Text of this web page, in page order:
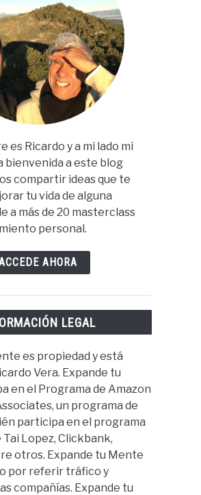
es Ricardo y a mi lado mi
bienvenida a este blog
compartir ideas que te
tu vida de alguna
a más de 20 masterclass
personal.
AHORA
LEGAL
es propiedad y está
Vera. Expande tu
en el Programa de Amazon
un programa de
participa en el programa
Lopez, Clickbank,
otros. Expande tu Mente
por referir tráfico y
compañías. Expande tu